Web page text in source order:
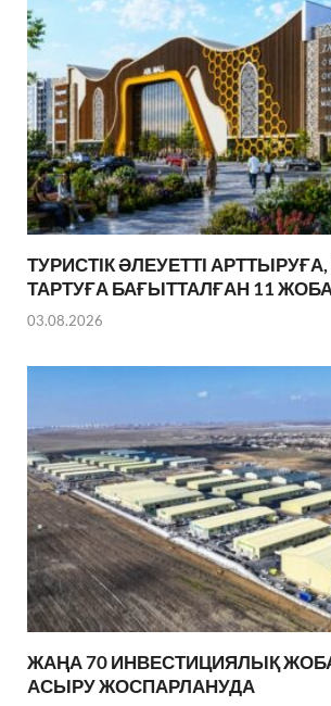
ТУРИСТІК ӘЛЕУЕТТІ
ТАРТУҒА БАҒЫТТАЛҒАН 11
03.08.2026
ЖАҢА 70 ИНВЕСТИЦИЯЛЫҚ
АСЫРУ ЖОСПАРЛАНУДА